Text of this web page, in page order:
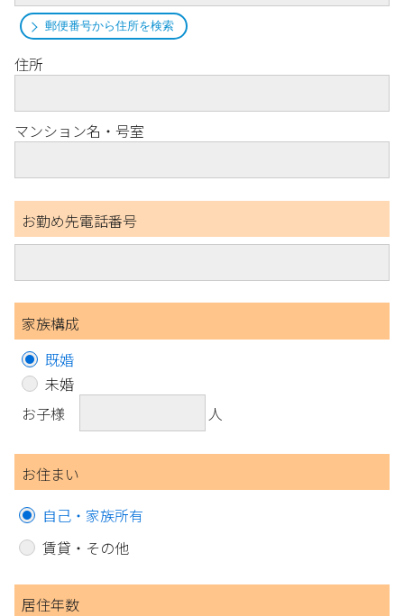
郵便番号から住所を検索
住所
マンション名・号室
お勤め先電話番号
家族構成
既婚
未婚
お子様
人
お住まい
自己・家族所有
賃貸・その他
居住年数